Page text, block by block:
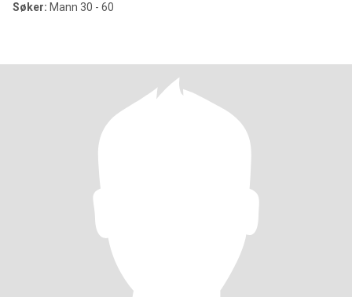
Søker: Mann 30 - 60